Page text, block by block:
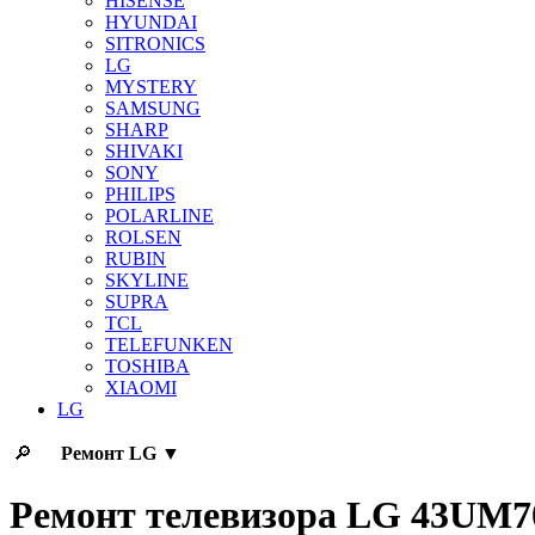
HYUNDAI
SITRONICS
LG
MYSTERY
SAMSUNG
SHARP
SHIVAKI
SONY
PHILIPS
POLARLINE
ROLSEN
RUBIN
SKYLINE
SUPRA
TCL
TELEFUNKEN
TOSHIBA
XIAOMI
LG
🔎 Ремонт LG ▼
Ремонт телевизора LG